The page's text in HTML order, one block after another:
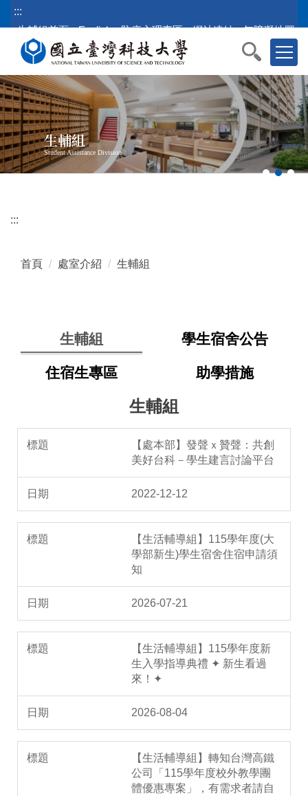
跳
到
內
容
區
塊
:::
生輔組首頁
English 防疫心理專區 網站連結 無障礙地圖
生輔組
Student Assistance Division
:::
首頁 處室介紹 生輔組
生輔組 學生宿舍公告
住宿生專區 助學措施
生輔組
【處本部】發聲ｘ贊聲：共創
美好台科－學生建言討論平台
2022-12-12
【生活輔導組】115學年度(大
學部新生)學生宿舍住宿申請須
知
2026-07-21
【生活輔導組】115學年度新
生入學指導典禮 ✦ 新生看過
來！✦
2026-08-04
【生活輔導組】轉知台灣高鐵
公司「115學年度校外教學團
體優惠專案」，有需求者請自